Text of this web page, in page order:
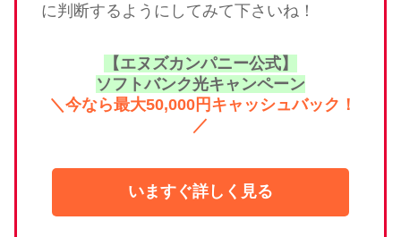
に判断するようにしてみて下さいね！
【エヌズカンパニー公式】
ソフトバンク光キャンペーン
＼今なら最大50,000円キャッシュバック！
／
いますぐ詳しく見る